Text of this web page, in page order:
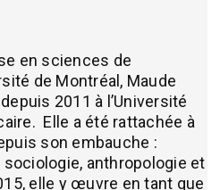
en sciences de
de Montréal, Maude
2011 à l’Université
Elle a été rattachée à
son embauche :
anthropologie et
elle y œuvre en tant que